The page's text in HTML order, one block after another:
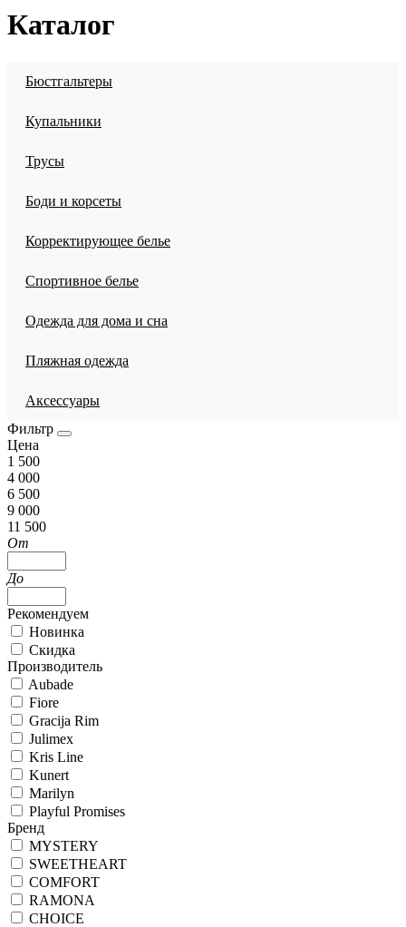
Каталог
Бюстгальтеры
Купальники
Трусы
Боди и корсеты
Корректирующее белье
Спортивное белье
Одежда для дома и сна
Пляжная одежда
Аксессуары
Фильтр
Цена
1 500
4 000
6 500
9 000
11 500
От
До
Рекомендуем
Новинка
Скидка
Производитель
Aubade
Fiore
Gracija Rim
Julimex
Kris Line
Kunert
Marilyn
Playful Promises
Бренд
MYSTERY
SWEETHEART
COMFORT
RAMONA
CHOICE